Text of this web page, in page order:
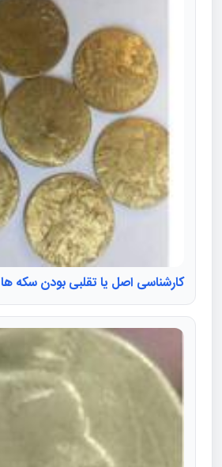
کارشناسی اصل یا تقلبی بودن سکه ها